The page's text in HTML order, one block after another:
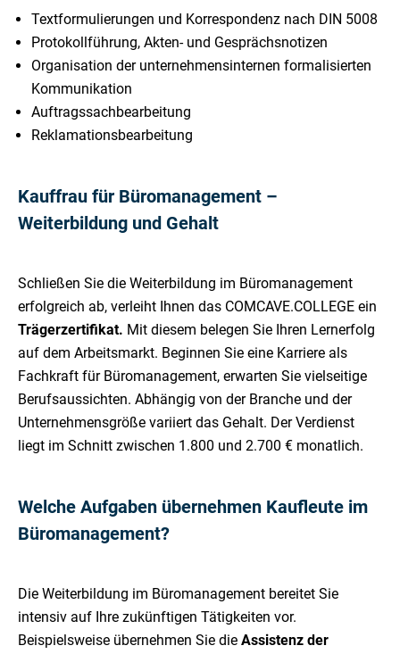
Textformulierungen und Korrespondenz nach DIN 5008
Protokollführung, Akten- und Gesprächsnotizen
Organisation der unternehmensinternen formalisierten
Kommunikation
Auftragssachbearbeitung
Reklamationsbearbeitung
Kauffrau für Büromanagement –
Weiterbildung und Gehalt
Schließen Sie die Weiterbildung im Büromanagement
erfolgreich ab, verleiht Ihnen das COMCAVE.COLLEGE ein
Trägerzertifikat. Mit diesem belegen Sie Ihren Lernerfolg
auf dem Arbeitsmarkt. Beginnen Sie eine Karriere als
Fachkraft für Büromanagement, erwarten Sie vielseitige
Berufsaussichten. Abhängig von der Branche und der
Unternehmensgröße variiert das Gehalt. Der Verdienst
liegt im Schnitt zwischen 1.800 und 2.700 € monatlich.
Welche Aufgaben übernehmen Kaufleute im
Büromanagement?
Die Weiterbildung im Büromanagement bereitet Sie
intensiv auf Ihre zukünftigen Tätigkeiten vor.
Beispielsweise übernehmen Sie die Assistenz der